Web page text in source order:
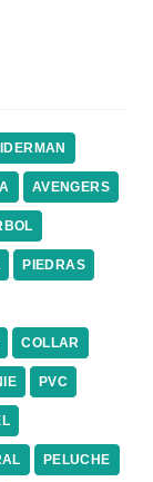
AVENGERS
PIEDRAS
COLLAR
PVC
PELUCHE